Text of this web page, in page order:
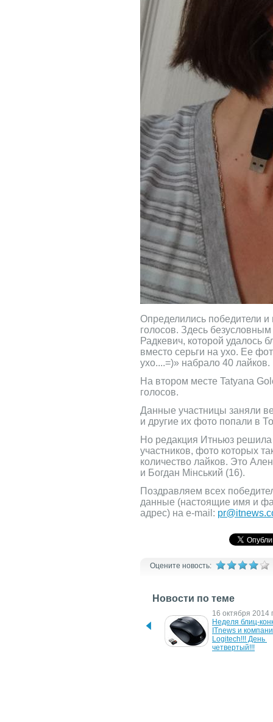
Определились победители и
голосов. Здесь
Радкевич, которой удалось
вместо серьги на ухо. Ее
ухо....=)» набрало 40 лайков.
На втором месте Tatyana
голосов.
Данные участницы заняли
и другие их фото попали в
Но редакция Итньюз
участников, фото которых
количество лайков. Это
и Богдан Мінський (16).
Поздравляем всех
данные (настоящие имя и
адрес) на e-mail:
Оцените новость:
Новости по теме
Неделя блиц-конкурсов от
16 октября 2014
Неделя блиц-
ITnews и
Logitech!!! День
четвертый!!!